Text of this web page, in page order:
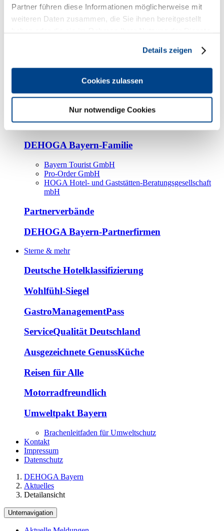
Partner führen diese Informationen möglicherweise mit
weiteren Daten zusammen, die Sie ihnen bereitgestellt
Details zeigen
Cookies zulassen
Nur notwendige Cookies
Kooperationspartner
Tourismusorganisationen
Bayern Tourismus Marketing GmbH
DEHOGA-Familie
Bundesverband
Fachverbände
DEHOGA Bayern-Familie
Bayern Tourist GmbH
Pro-Order GmbH
HOGA Hotel- und Gaststätten-Beratungsgesellschaft
mbH
Partnerverbände
DEHOGA Bayern-Partnerfirmen
Sterne & mehr
Deutsche Hotelklassifizierung
Wohlfühl-Siegel
GastroManagementPass
ServiceQualität Deutschland
Ausgezeichnete GenussKüche
Reisen für Alle
Motorradfreundlich
Umweltpakt Bayern
Brachenleitfaden für Umweltschutz
Kontakt
Impressum
Datenschutz
DEHOGA Bayern
Aktuelles
Detailansicht
Unternavigation